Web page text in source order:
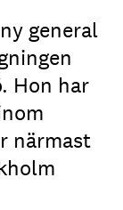
general
Hon har
närmast